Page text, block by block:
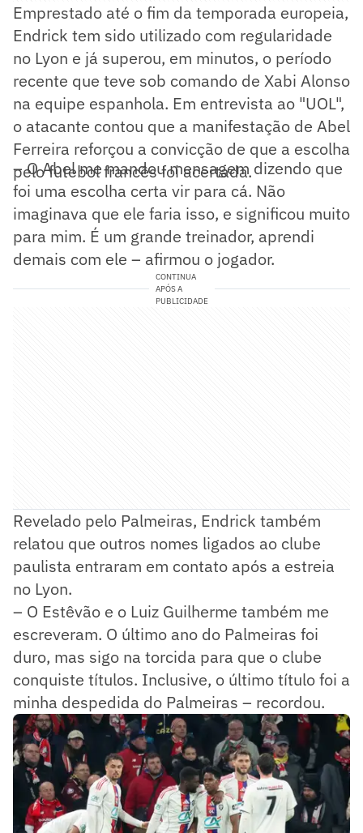
Emprestado até o fim da temporada europeia,
Endrick tem sido utilizado com regularidade
no Lyon e já superou, em minutos, o período
recente que teve sob comando de Xabi Alonso
na equipe espanhola. Em entrevista ao "UOL",
o atacante contou que a manifestação de Abel
Ferreira reforçou a convicção de que a escolha
pelo futebol francês foi acertada.
– O Abel me mandou mensagem dizendo que
foi uma escolha certa vir para cá. Não
imaginava que ele faria isso, e significou muito
para mim. É um grande treinador, aprendi
demais com ele – afirmou o jogador.
CONTINUA
APÓS A
PUBLICIDADE
Revelado pelo Palmeiras, Endrick também
relatou que outros nomes ligados ao clube
paulista entraram em contato após a estreia
no Lyon.
– O Estêvão e o Luiz Guilherme também me
escreveram. O último ano do Palmeiras foi
duro, mas sigo na torcida para que o clube
conquiste títulos. Inclusive, o último título foi a
minha despedida do Palmeiras – recordou.